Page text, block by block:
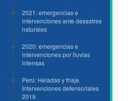
2021: emergencias e
intervenciones ante desastres
naturales
2020: emergencias e
intervenciones por lluvias
intensas
Perú: Heladas y friaje.
Intervenciones defensoriales
2019